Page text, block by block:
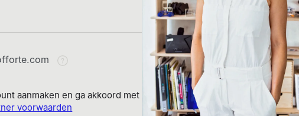
aanmaken en ga akkoord met
voorwaarden